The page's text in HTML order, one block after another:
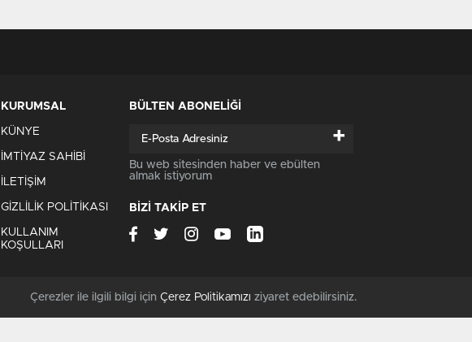
KURUMSAL
KÜNYE
İMTİYAZ SAHİBİ
İLETİŞİM
GİZLİLİK POLİTİKASI
KULLANIM
KOŞULLARI
BÜLTEN ABONELİĞİ
+
Bu web sitesinden haber ve ebülten
almak istiyorum
BİZİ TAKİP ET
Çerezler ile ilgili bilgi için Çerez Politikamızı ziyaret edebilirsiniz.